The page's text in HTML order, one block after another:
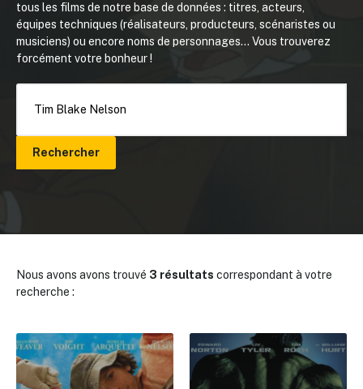
tous les films de notre base de données : titres, acteurs,
équipes techniques (réalisateurs, producteurs, scénaristes ou
musiciens) ou encore noms de personnages... Vous trouverez
forcément votre bonheur !
Rechercher
Nous avons avons trouvé 3 résultats correspondant à votre
recherche :